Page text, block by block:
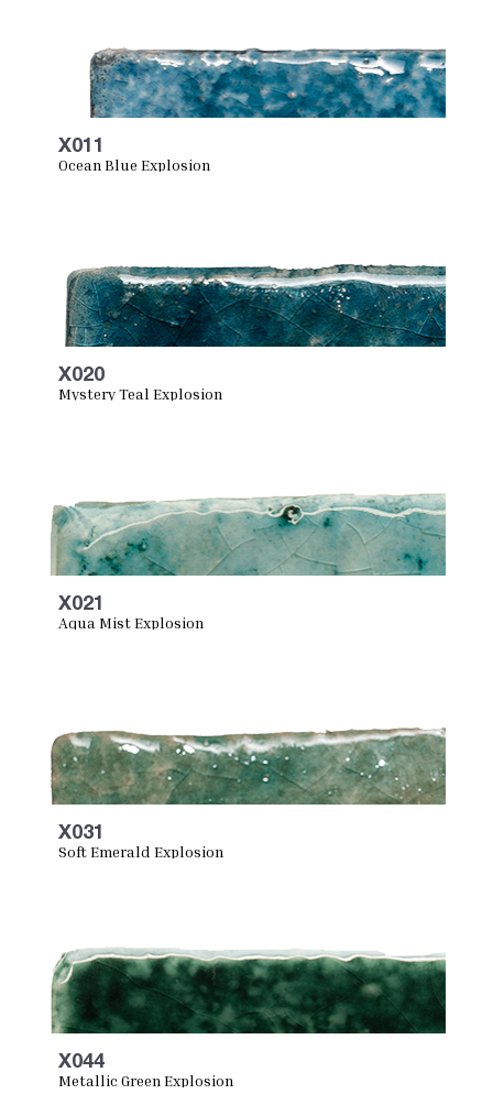
X011
Ocean Blue Explosion
X020
Mystery Teal Explosion
X021
Aqua Mist Explosion
X031
Soft Emerald Explosion
X044
Metallic Green Explosion